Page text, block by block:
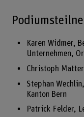
Karen Widmer,
Unternehmen,
Christoph
Stephan
Kanton Bern
Patrick Felder,